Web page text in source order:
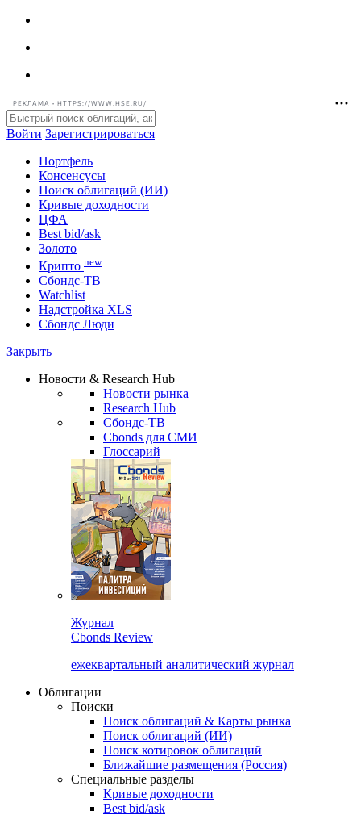
РЕКЛАМА • HTTPS://WWW.HSE.RU/
Войти Зарегистрироваться
Портфель
Консенсусы
Поиск облигаций (ИИ)
Кривые доходности
ЦФА
Best bid/ask
Золото
Крипто new
Watchlist
Сбондс Люди
Новости & Research Hub
Новости рынка
Research Hub
Сбондс-ТВ
Cbonds для СМИ
Глоссарий
Cbonds Review
ежеквартальный аналитический журнал
Облигации
Поиски
Поиск облигаций & Карты рынка
Поиск облигаций (ИИ)
Поиск котировок облигаций